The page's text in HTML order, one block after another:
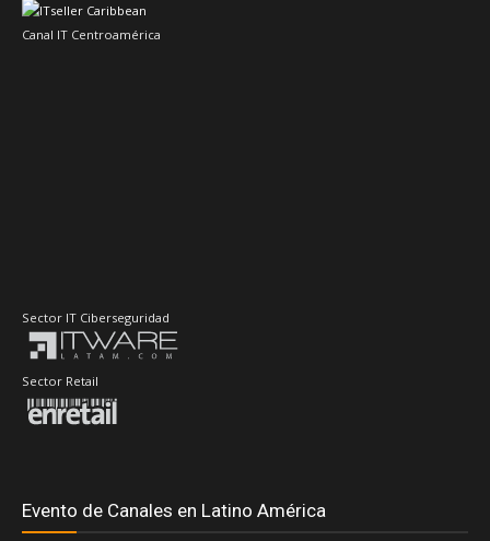
Canal IT Centroamérica
Sector IT Ciberseguridad
Sector Retail
Evento de Canales en Latino América